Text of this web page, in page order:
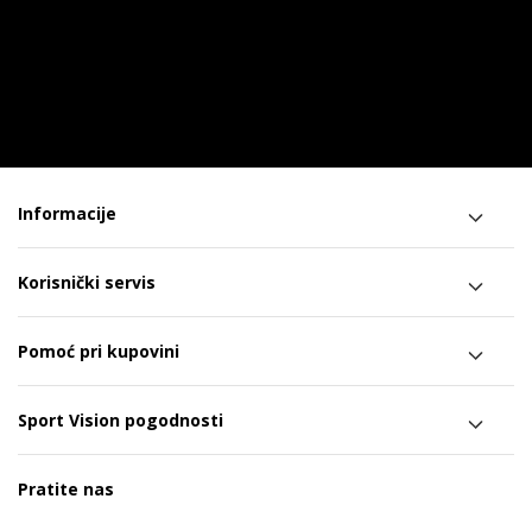
Informacije
Korisnički servis
Pomoć pri kupovini
Sport Vision pogodnosti
Pratite nas